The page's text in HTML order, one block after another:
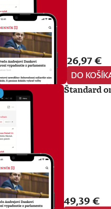
26,97 €
DO
Štandard
49,39 €